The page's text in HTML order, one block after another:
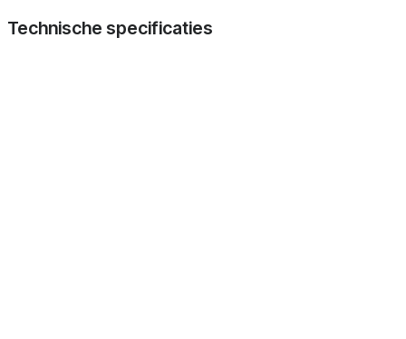
Technische specificaties